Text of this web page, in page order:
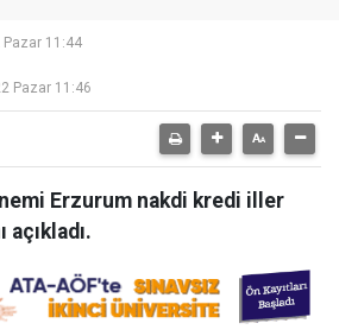
Pazar 11:44
Pazar 11:46
Erzurum nakdi kredi iller
açıkladı.